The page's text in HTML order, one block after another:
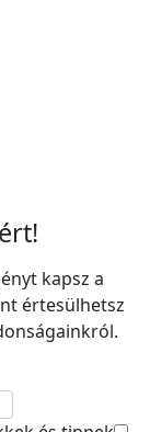
kapsz a
értesülhetsz